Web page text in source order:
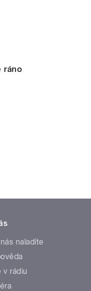
ráno
naladíte
v rádiu